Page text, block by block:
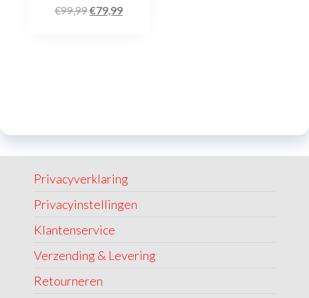
€99,99€79,99
Privacyverklaring
Privacyinstellingen
Klantenservice
Verzending & Levering
Retourneren